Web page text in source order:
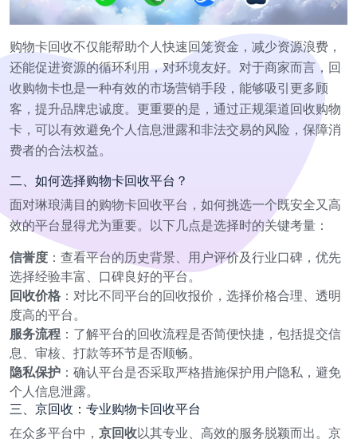
购物卡回收不仅能帮助个人快速回笼资金，减少资源浪费，
还能促进资源的循环利用，对环境友好。对于商家而言，回
收购物卡也是一种有效的市场营销手段，能够吸引更多顾
客，提升品牌忠诚度。更重要的是，通过正规渠道回收购物
卡，可以有效避免个人信息泄露和非法交易的风险，保障消
费者的合法权益。
二、如何选择购物卡回收平台？
面对琳琅满目的购物卡回收平台，如何挑选一个既安全又高
效的平台显得尤为重要。以下几点是选择时的关键考量：
信誉度 ：查看平台的历史背景、用户评价及行业口碑，优先
选择经验丰富、口碑良好的平台。
回收价格 ：对比不同平台的回收报价，选择价格合理、透明
度高的平台。
服务流程：了解平台的回收流程是否简便快捷，包括提交信
息、审核、打款等环节是否顺畅。
隐私保护 ：确认平台是否采取严格措施保护用户隐私，避免
个人信息泄露。
三、京回收：专业购物卡回收平台
在众多平台中， 京回收以其专业、高效的服务脱颖而出。京